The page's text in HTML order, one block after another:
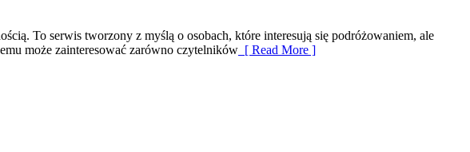
To serwis tworzony z myślą o osobach, które interesują się podróżowaniem, ale
może zainteresować zarówno czytelników [ Read More ]